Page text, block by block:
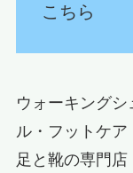
こちら
ウォーキング
ル・フットケア
足と靴の専門店